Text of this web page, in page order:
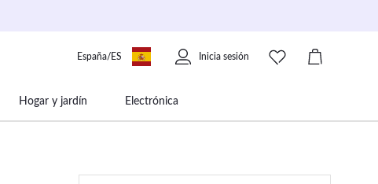
España/ES Inicia sesión
Hogar y jardín Electrónica